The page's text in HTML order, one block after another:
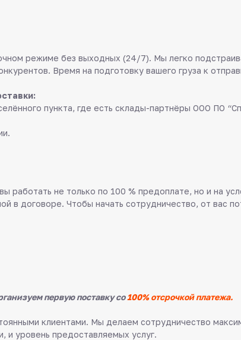
режиме без выходных (24/7). Мы легко
Время на подготовку вашего груза к
пункта, где есть склады-партнёры ООО ПО
работать не только по 100 % предоплате, но и на
в договоре. Чтобы начать сотрудничество, от вас
первую поставку со100% отсрочкой платежа.
клиентами. Мы делаем сотрудничество
и уровень предоставляемых услуг.